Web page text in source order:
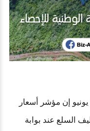
يونيو إن مؤشر أسعار
السلع عند بوابة